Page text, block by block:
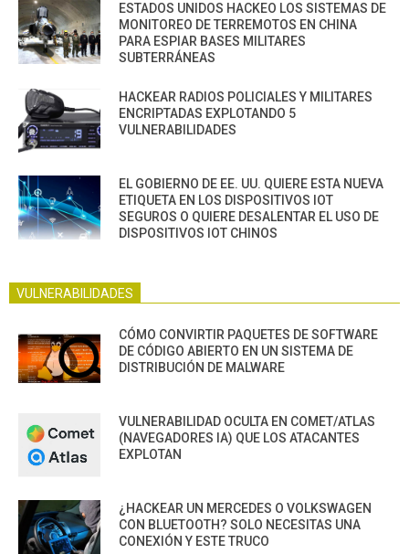
ESTADOS UNIDOS HACKEO LOS SISTEMAS DE
MONITOREO DE TERREMOTOS EN CHINA
PARA ESPIAR BASES MILITARES
SUBTERRÁNEAS
HACKEAR RADIOS POLICIALES Y MILITARES
ENCRIPTADAS EXPLOTANDO 5
VULNERABILIDADES
EL GOBIERNO DE EE. UU. QUIERE ESTA NUEVA
ETIQUETA EN LOS DISPOSITIVOS IOT
SEGUROS O QUIERE DESALENTAR EL USO DE
DISPOSITIVOS IOT CHINOS
VULNERABILIDADES
CÓMO CONVIRTIR PAQUETES DE SOFTWARE
DE CÓDIGO ABIERTO EN UN SISTEMA DE
DISTRIBUCIÓN DE MALWARE
VULNERABILIDAD OCULTA EN COMET/ATLAS
(NAVEGADORES IA) QUE LOS ATACANTES
EXPLOTAN
¿HACKEAR UN MERCEDES O VOLKSWAGEN
CON BLUETOOTH? SOLO NECESITAS UNA
CONEXIÓN Y ESTE TRUCO